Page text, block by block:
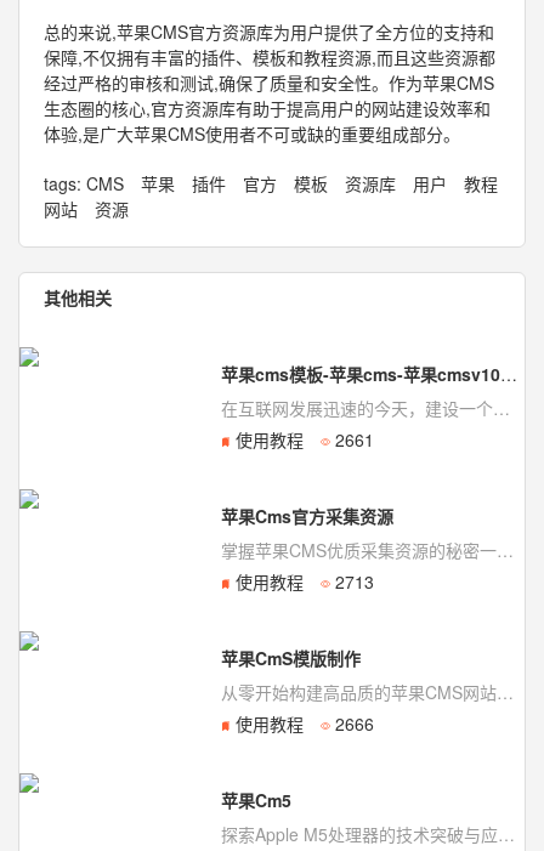
总的来说,苹果CMS官方资源库为用户提供了全方位的支持和
保障,不仅拥有丰富的插件、模板和教程资源,而且这些资源都
经过严格的审核和测试,确保了质量和安全性。作为苹果CMS
生态圈的核心,官方资源库有助于提高用户的网站建设效率和
体验,是广大苹果CMS使用者不可或缺的重要组成部分。
tags: CMS 苹果 插件 官方 模板 资源库 用户
教程
网站
资源
其他相关
苹果cms模板-苹果cms-苹果cmsv10模板-模板狗
在互联网发展迅速的今天，建设一个高质量的网站已经成为许多人的追求。而选择适合自己的CMS系...
使用教程
2661
苹果Cms官方采集资源
掌握苹果CMS优质采集资源的秘密一、苹果CMS简介苹果CMS是一款优秀的开源视频管理...
使用教程
2713
苹果CmS模版制作
从零开始构建高品质的苹果CMS网站模板一、苹果CMS简介苹果CMS是一款开源、免费的...
使用教程
2666
苹果Cm5
探索Apple M5处理器的技术突破与应用前景什么是苹果Cm5处理器？苹果Cm5处理...